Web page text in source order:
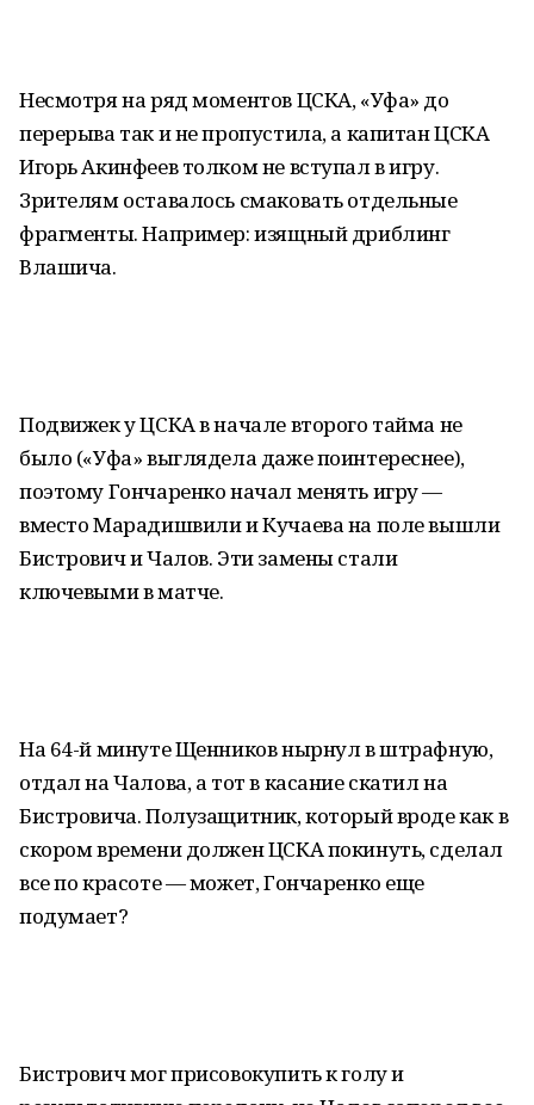
Несмотря на ряд моментов ЦСКА, «Уфа» до
перерыва так и не пропустила, а капитан ЦСКА
Игорь Акинфеев толком не вступал в игру.
Зрителям оставалось смаковать отдельные
фрагменты. Например: изящный дриблинг
Влашича.
Подвижек у ЦСКА в начале второго тайма не
было («Уфа» выглядела даже поинтереснее),
поэтому Гончаренко начал менять игру —
вместо Марадишвили и Кучаева на поле вышли
Бистрович и Чалов. Эти замены стали
ключевыми в матче.
На 64-й минуте Щенников нырнул в штрафную,
отдал на Чалова, а тот в касание скатил на
Бистровича. Полузащитник, который вроде как в
скором времени должен ЦСКА покинуть, сделал
все по красоте — может, Гончаренко еще
подумает?
Бистрович мог присовокупить к голу и